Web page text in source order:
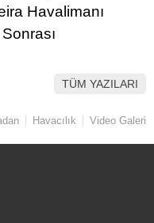
Havalimanı
TÜM YAZILARI
Havacılık Video Galeri